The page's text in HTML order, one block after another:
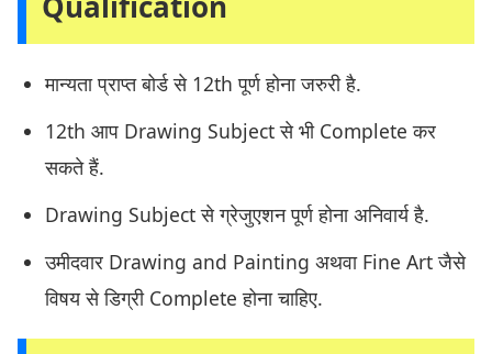
मान्यता प्राप्त बोर्ड से 12th पूर्ण होना जरुरी है.
12th आप Drawing Subject से भी Complete कर
सकते हैं.
Drawing Subject से ग्रेजुएशन पूर्ण होना अनिवार्य है.
उमीदवार Drawing and Painting अथवा Fine Art जैसे
विषय से डिग्री Complete होना चाहिए.